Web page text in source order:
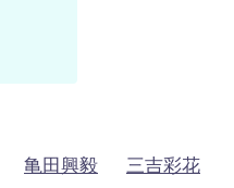
亀田興毅 三吉彩花